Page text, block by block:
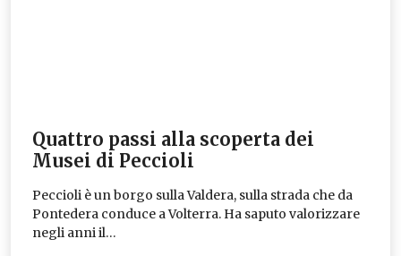
Quattro passi alla scoperta dei
Musei di Peccioli
Peccioli è un borgo sulla Valdera, sulla strada che da
Pontedera conduce a Volterra. Ha saputo valorizzare
negli anni il…